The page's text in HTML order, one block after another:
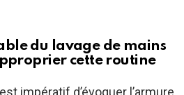
du lavage de mains
cette routine
impératif d’évoquer l’armure